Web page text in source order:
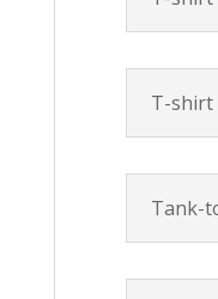
T-shirt
Tank-